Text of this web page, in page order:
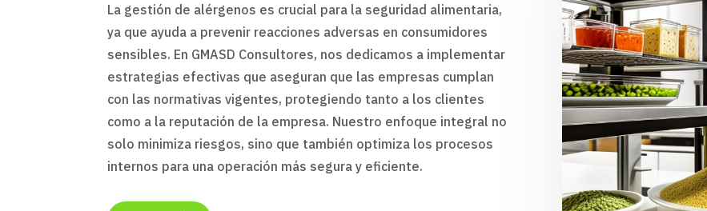
La gestión de alérgenos es crucial para la seguridad alimentaria,
ya que ayuda a prevenir reacciones adversas en consumidores
sensibles. En GMASD Consultores, nos dedicamos a implementar
estrategias efectivas que aseguran que las empresas cumplan
con las normativas vigentes, protegiendo tanto a los clientes
como a la reputación de la empresa. Nuestro enfoque integral no
solo minimiza riesgos, sino que también optimiza los procesos
internos para una operación más segura y eficiente.